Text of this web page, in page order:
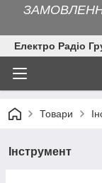
Електро Радіо
Товари
Інструмент